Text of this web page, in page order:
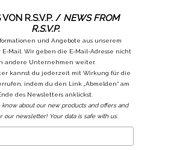
VON R.S.V.P. / NEWS FROM
R.S.V.P.
und Angebote aus unserem
E-Mail. Wir geben die E-Mail-Adresse nicht
andere Unternehmen weiter.
kannst du jederzeit mit Wirkung für die
indem du den Link „Abmelden“ am
des Newsletters anklickst.
know about our new products and offers and
our newsletter! Your data is safe with us.